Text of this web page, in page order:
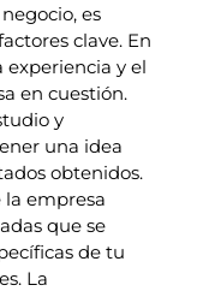
es
clave. En
experiencia y el
en cuestión.
y
una idea
obtenidos.
empresa
que se
de tu
La